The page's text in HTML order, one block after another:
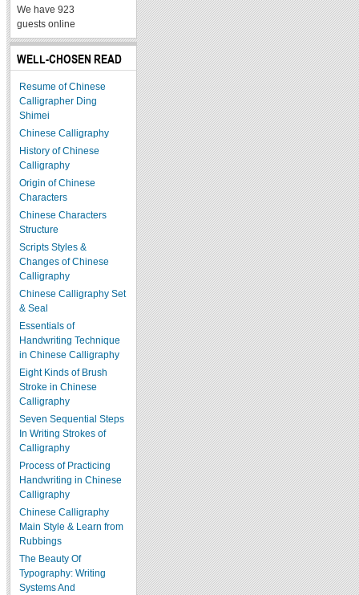
We have 923
guests online
WELL-CHOSEN READ
Resume of Chinese
Calligrapher Ding
Shimei
Chinese Calligraphy
History of Chinese
Calligraphy
Origin of Chinese
Characters
Chinese Characters
Structure
Scripts Styles &
Changes of Chinese
Calligraphy
Chinese Calligraphy Set
& Seal
Essentials of
Handwriting Technique
in Chinese Calligraphy
Eight Kinds of Brush
Stroke in Chinese
Calligraphy
Seven Sequential Steps
In Writing Strokes of
Calligraphy
Process of Practicing
Handwriting in Chinese
Calligraphy
Chinese Calligraphy
Main Style & Learn from
Rubbings
The Beauty Of
Typography: Writing
Systems And